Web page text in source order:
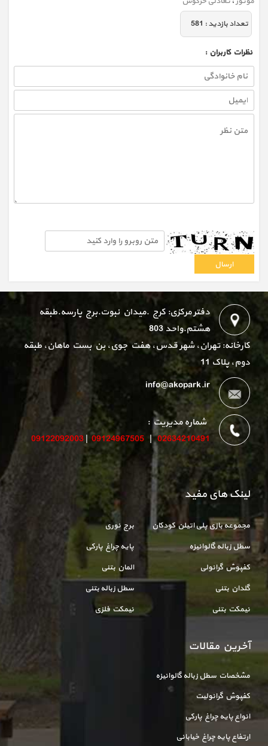
تعداد بازديد : 581
نظرات كاربران :
دفتر مرکزی: کرج .میدان نبوت.برج پارسه.طبقه
هشتم.واحد 803
کارخانه: تهران، شهر قدس، هفت جوی، بن بست ماهان، طبقه
دوم، پلاک 11
info@akopark.ir
شماره مدیریت :
02634210491
|
09124967505
|
09122092003
لینک های مفید
مجموعه بازی پلی اتیلن کودکان
برج نوری
سطل زباله گالوانیزه
پایه چراغ پارکی
کفپوش گرانولی
المان بتنی
گلدان بتنی
سطل زباله بتنی
نیمکت بتنی
نیمکت فلزی
آخرین مقالات
مشخصات سطل زباله گالوانیزه
کفپوش گرانولیت
انواع پایه چراغ پارکی
ارتفاع پایه چراغ خیابانی